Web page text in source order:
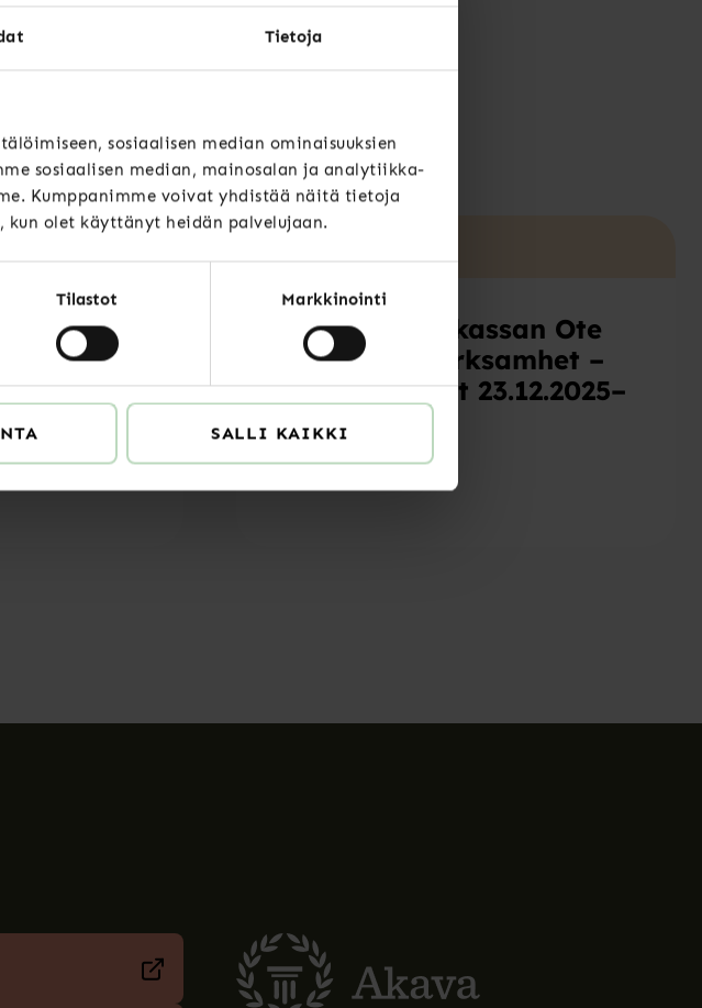
Tietoja
sosiaalisen median ominaisuuksien
sosiaalisen median, mainosalan ja analytiikka-
Kumppanimme voivat yhdistää näitä tietoja
olet käyttänyt heidän palvelujaan.
Tilastot Markkinointi
SALLI KAIKKI
är stängt
Arbetslöshetskassan Ote
inleder sin verksamhet –
serviceavbrott 23.12.2025–
1.1.2026